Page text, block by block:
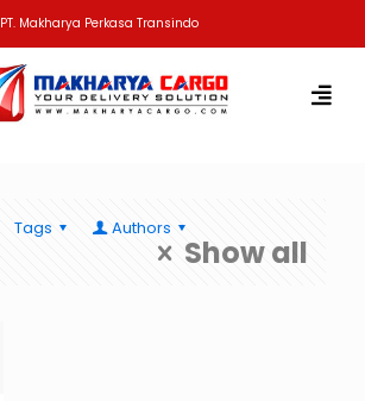
PT. Makharya Perkasa Transindo
Tags Authors
Show all